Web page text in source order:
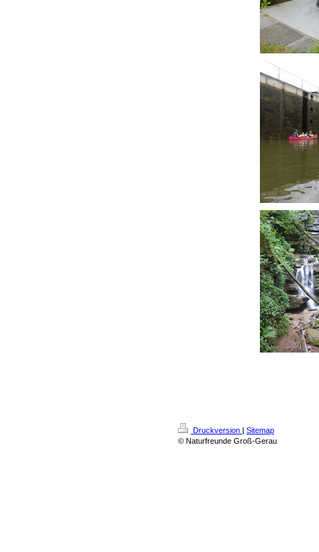
Druckversion | Sitemap
© Naturfreunde Groß-Gerau